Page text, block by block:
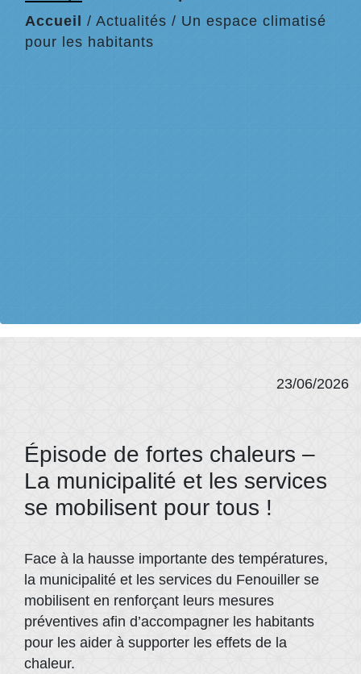
Accueil / Actualités / Un espace climatisé
pour les habitants
23/06/2026
Épisode de fortes chaleurs –
La municipalité et les services
se mobilisent pour tous !
Face à la hausse importante des températures,
la municipalité et les services du Fenouiller se
mobilisent en renforçant leurs mesures
préventives afin d’accompagner les habitants
pour les aider à supporter les effets de la
chaleur.